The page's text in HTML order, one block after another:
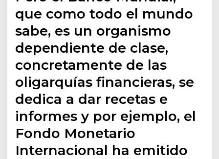
que como todo el mundo
sabe, es un organismo
dependiente de clase,
concretamente de las
oligarquías financieras, se
dedica a dar recetas e
informes y por ejemplo, el
Fondo Monetario
Internacional ha emitido